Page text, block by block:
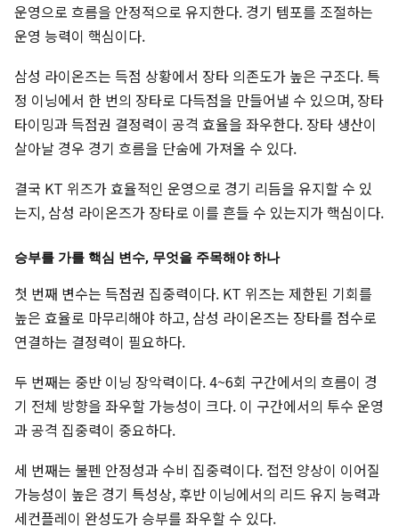
운영으로 흐름을 안정적으로 유지한다. 경기 템포를 조절하는
운영 능력이 핵심이다.
삼성 라이온즈는 득점 상황에서 장타 의존도가 높은 구조다. 특
정 이닝에서 한 번의 장타로 다득점을 만들어낼 수 있으며, 장타
타이밍과 득점권 결정력이 공격 효율을 좌우한다. 장타 생산이
살아날 경우 경기 흐름을 단숨에 가져올 수 있다.
결국 KT 위즈가 효율적인 운영으로 경기 리듬을 유지할 수 있
는지, 삼성 라이온즈가 장타로 이를 흔들 수 있는지가 핵심이다.
승부를 가를 핵심 변수, 무엇을 주목해야 하나
첫 번째 변수는 득점권 집중력이다. KT 위즈는 제한된 기회를
높은 효율로 마무리해야 하고, 삼성 라이온즈는 장타를 점수로
연결하는 결정력이 필요하다.
두 번째는 중반 이닝 장악력이다. 4~6회 구간에서의 흐름이 경
기 전체 방향을 좌우할 가능성이 크다. 이 구간에서의 투수 운영
과 공격 집중력이 중요하다.
세 번째는 불펜 안정성과 수비 집중력이다. 접전 양상이 이어질
가능성이 높은 경기 특성상, 후반 이닝에서의 리드 유지 능력과
세컨플레이 완성도가 승부를 좌우할 수 있다.